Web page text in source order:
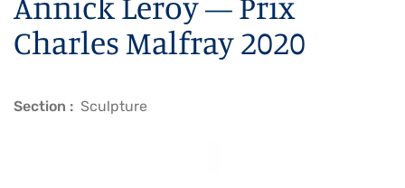
Charles Malfray 2020
Section Sculpture